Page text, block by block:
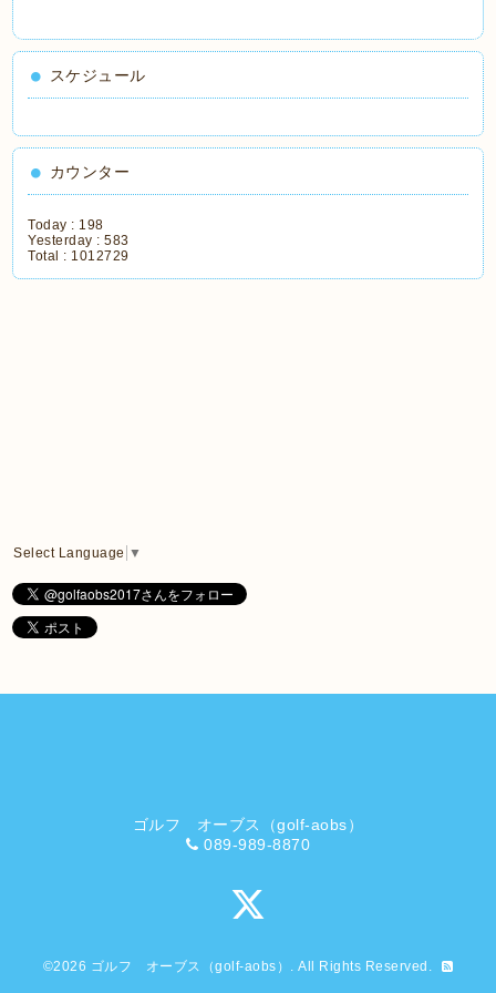
スケジュール
カウンター
Today : 198
Yesterday :583
Total : 1012729
Select Language ▼
ゴルフ オーブス（golf-aobs）
089-989-8870
©2026 ゴルフ オーブス（golf-aobs） . All Rights Reserved.